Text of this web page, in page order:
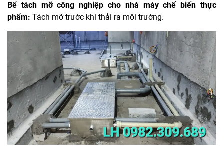
Bể tách mỡ công nghiệp cho nhà máy chế biến thực
phẩm: Tách mỡ trước khi thải ra môi trường.